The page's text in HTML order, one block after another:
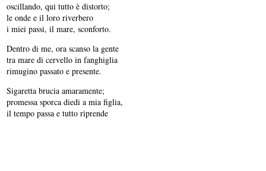
oscillando, qui tutto è distorto;
le onde e il loro riverbero
i miei passi, il mare, sconforto.
Dentro di me, ora scanso la gente
tra mare di cervello in fanghiglia
rimugino passato e presente.
Sigaretta brucia amaramente;
promessa sporca diedi a mia figlia,
il tempo passa e tutto riprende